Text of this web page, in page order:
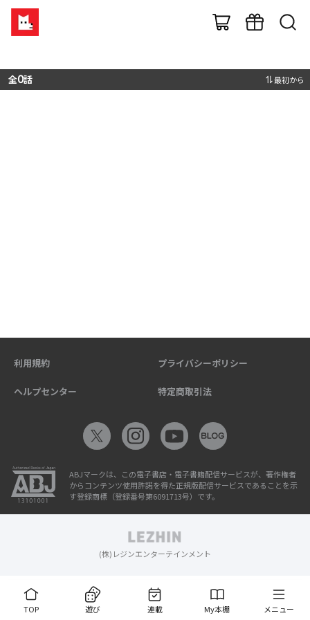
全0話 最初から
TOP 遊び 連載 My本棚 メニュー
利用規約 プライバシーポリシー
ヘルプセンター 特定商取引法
ABJマークは、この電子書店・電子書籍配信サービスが、著作権者
からコンテンツ使用許諾を得た正規版配信サービスであることを示
す登録商標（登録番号第6091713号）です。
(株)レジンエンターテインメント